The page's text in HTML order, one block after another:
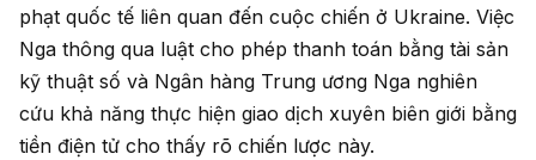
phạt quốc tế liên quan đến cuộc chiến ở Ukraine. Việc
Nga thông qua luật cho phép thanh toán bằng tài sản
kỹ thuật số và Ngân hàng Trung ương Nga nghiên
cứu khả năng thực hiện giao dịch xuyên biên giới bằng
tiền điện tử cho thấy rõ chiến lược này.